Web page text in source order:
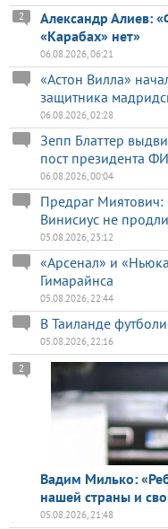
Александр Алиев:
«Карабах» нет»
2
06.08.2026, 06:21
«Астон Вилла»
защитника
06.08.2026, 02:28
Зепп Блаттер
пост президента
06.08.2026, 00:04
Предраг Миятович:
Винисиус не
05.08.2026, 23:12
«Арсенал» и
Гимарайнса
05.08.2026, 22:44
В Таиланде
05.08.2026, 22:16
Вадим Милько:
нашей страны и
2
05.08.2026, 21:48